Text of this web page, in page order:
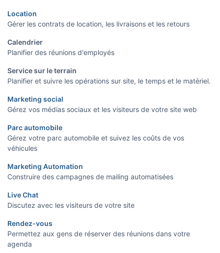
Location
Gérer les contrats de location, les livraisons et les retours
Calendrier
Planifier des réunions d'employés
Service sur le terrain
Planifier et suivre les opérations sur site, le temps et le matériel.
Marketing social
Gérez vos médias sociaux et les visiteurs de votre site web
Parc automobile
Gérez votre parc automobile et suivez les coûts de vos
véhicules
Marketing Automation
Construire des campagnes de mailing automatisées
Live Chat
Discutez avec les visiteurs de votre site
Rendez-vous
Permettez aux gens de réserver des réunions dans votre
agenda